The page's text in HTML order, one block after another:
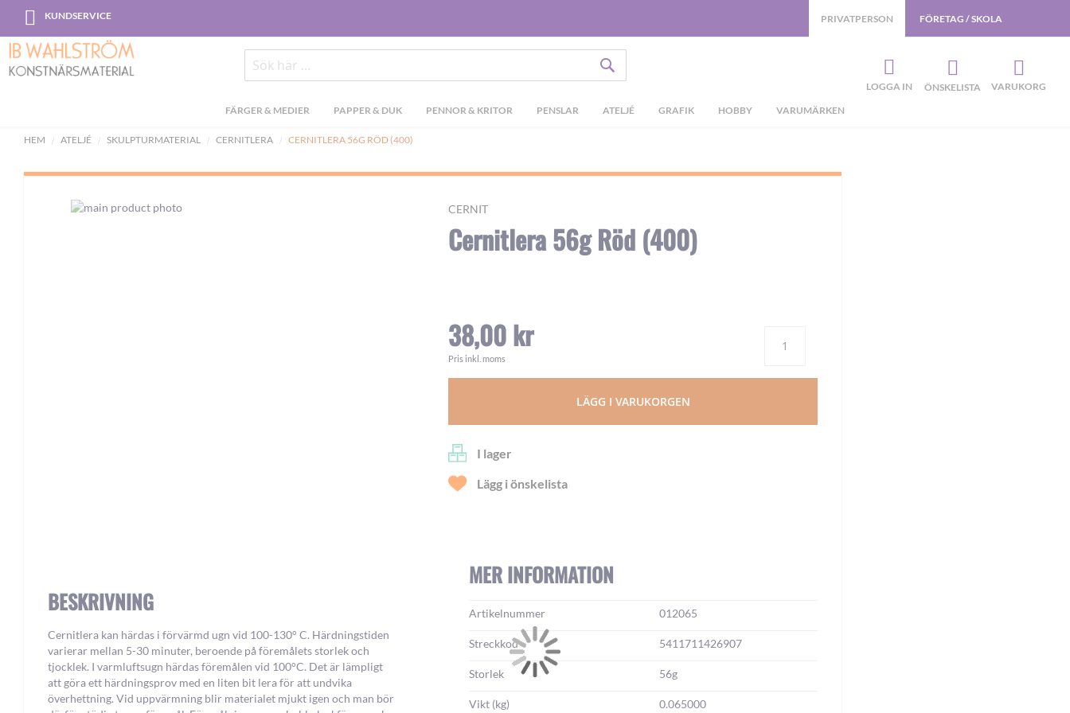
KUNDSERVICESkip
Content
Sök
FÄRGER & MEDIER PAPPER & DUK PENNOR & KRITOR PENSLAR ATELJÉ GRAFIK HOBBY VARUMÄRKEN
PRIVATPERSON FÖRETAG / SKOLA
LOGGA IN ÖNSKELISTA VARUKORG
HEM ATELJÉ SKULPTURMATERIAL CERNITLERA CERNITLERA 56G RÖD (400)
CERNIT
Cernitlera 56g Röd (400)
38,00 kr
Pris inkl. moms
LÄGG I VARUKORGEN
I lager
Lägg i önskelista
BESKRIVNING
Cernitlera kan härdas i förvärmd ugn vid 100-130° C. Härdningstiden
varierar mellan 5-30 minuter, beroende på föremålets storlek och
tjocklek. I varmluftsugn härdas föremålen vid 100°C. Det är lämpligt
att göra ett härdningsprov med en liten bit lera för att undvika
överhettning. Vid uppvärmning blir materialet mjukt igen och man bör
MER INFORMATION
Mer
information:
Artikelnummer 012065
Streckkod 5411711426907
Storlek 56g
Vikt (kg) 0.065000